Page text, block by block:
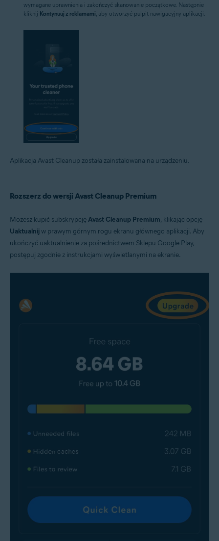
wymagane uprawnienia i zakończyć skanowanie początkowe. Następnie
kliknij Kontynuuj z reklamami , aby otworzyć pulpit nawigacyjny aplikacji.
Aplikacja Avast Cleanup została zainstalowana na urządzeniu.
Rozszerz do wersji Avast Cleanup Premium
Możesz kupić subskrypcjęAvast Cleanup Premium, klikając opcję
Uaktualnijw prawym górnym rogu ekranu głównego aplikacji. Aby
ukończyć uaktualnienie za pośrednictwem Sklepu Google Play,
postępuj zgodnie z instrukcjami wyświetlanymi na ekranie.